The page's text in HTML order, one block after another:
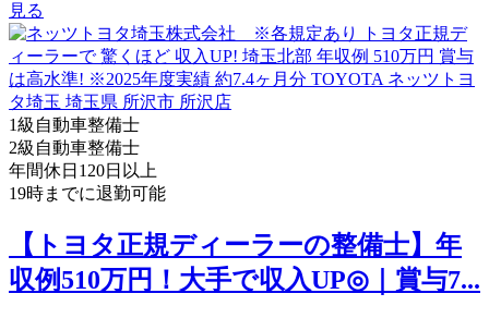
見る
1級自動車整備士
2級自動車整備士
年間休日120日以上
19時までに退勤可能
【トヨタ正規ディーラーの整備士】年
収例510万円！大手で収入UP◎｜賞与7...